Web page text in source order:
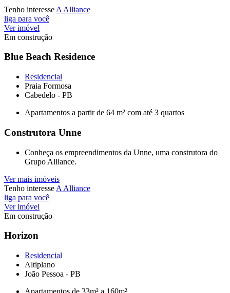
Tenho interesse A Alliance
liga para você
Ver imóvel
Em construção
Blue Beach Residence
Residencial
Praia Formosa
Cabedelo - PB
Apartamentos a partir de 64 m² com até 3 quartos
Construtora Unne
Conheça os empreendimentos da Unne, uma construtora do
Grupo Alliance.
Ver mais imóveis
Tenho interesse A Alliance
liga para você
Ver imóvel
Em construção
Horizon
Residencial
Altiplano
João Pessoa - PB
Apartamentos de 33m² a 160m²